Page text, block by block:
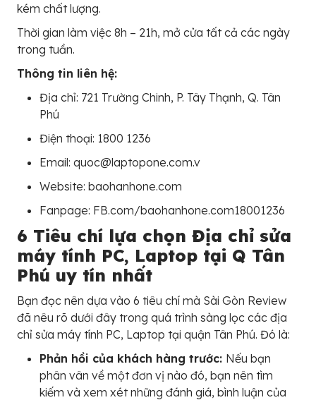
kém chất lượng.
Thời gian làm việc 8h – 21h, mở cửa tất cả các ngày
trong tuần.
Thông tin liên hệ:
Địa chỉ: 721 Trường Chinh, P. Tây Thạnh, Q. Tân
Phú
Điện thoại: 1800 1236
Email: quoc@laptopone.com.v
Website: baohanhone.com
Fanpage: FB.com/baohanhone.com18001236
6 Tiêu chí lựa chọn Địa chỉ sửa
máy tính PC, Laptop tại Q Tân
Phú uy tín nhất
Bạn đọc nên dựa vào 6 tiêu chí mà Sài Gòn Review
đã nêu rõ dưới đây trong quá trình sàng lọc các địa
chỉ sửa máy tính PC, Laptop tại quận Tân Phú. Đó là:
Phản hồi của khách hàng trước: Nếu bạn
phân vân về một đơn vị nào đó, bạn nên tìm
kiếm và xem xét những đánh giá, bình luận của